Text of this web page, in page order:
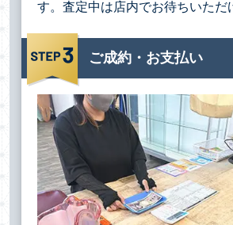
す。査定中は店内でお待ちいただ
ご成約・お支払い